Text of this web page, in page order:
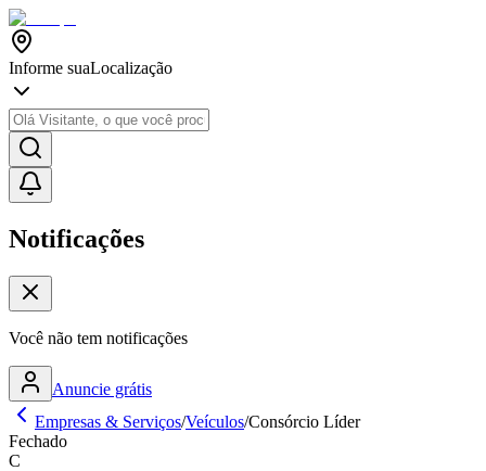
Informe suaLocalização
Notificações
Você não tem notificações
Anuncie grátis
Empresas & Serviços/Veículos/Consórcio Líder
Fechado
C